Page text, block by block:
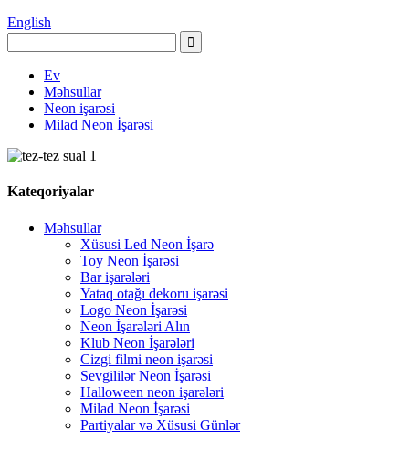
English
Ev
Məhsullar
Neon işarəsi
Milad Neon İşarəsi
Kateqoriyalar
Məhsullar
Xüsusi Led Neon İşarə
Toy Neon İşarəsi
Bar işarələri
Yataq otağı dekoru işarəsi
Logo Neon İşarəsi
Neon İşarələri Alın
Klub Neon İşarələri
Cizgi filmi neon işarəsi
Sevgililər Neon İşarəsi
Halloween neon işarələri
Milad Neon İşarəsi
Partiyalar və Xüsusi Günlər